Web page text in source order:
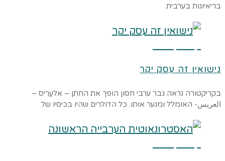
בריאיונות בערבית
נישואין זה עסק יקר
בקריקטורה נראה גבר ערבי חסון הופך את החתן – אלעַרִיס –
العريس- האומלל ומנער אותו. כל הדולרים שהיו בכיסיו של